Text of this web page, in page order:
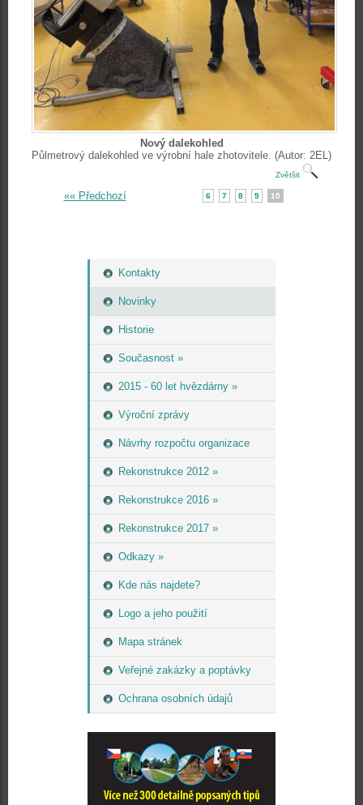
Kontakty
Novinky
Historie
Současnost »
2015 - 60 let hvězdárny »
Výroční zprávy
Návrhy rozpočtu organizace
Rekonstrukce 2012 »
Rekonstrukce 2016 »
Rekonstrukce 2017 »
Odkazy »
Kde nás najdete?
Logo a jeho použití
Mapa stránek
Veřejné zakázky a poptávky
Ochrana osobních údajů
Nový dalekohled
Půlmetrový dalekohled ve výrobní hale zhotovitele. (Autor: 2EL)
Zvětšit
«« Předchozí 6 7 8 9 10